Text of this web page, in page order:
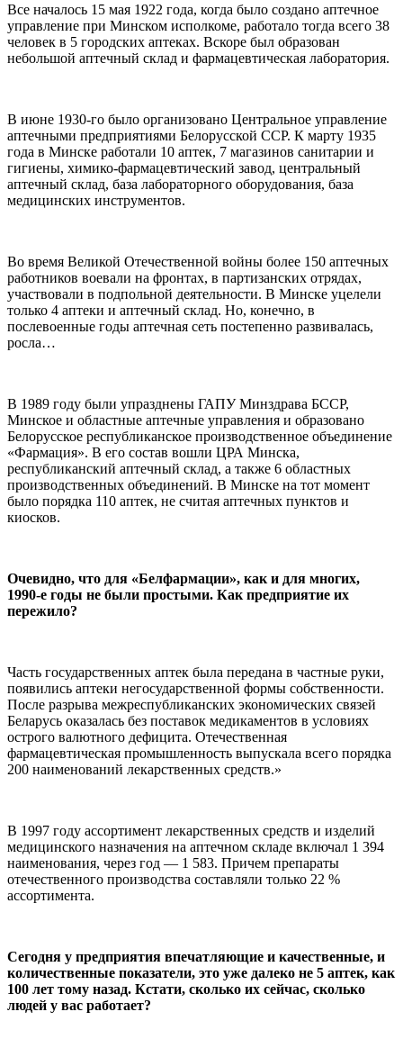
Все началось 15 мая 1922 года, когда было создано аптечное
управление при Минском исполкоме, работало тогда всего 38
человек в 5 городских аптеках. Вскоре был образован
небольшой аптечный склад и фармацевтическая лаборатория.
В июне 1930-го было организовано Центральное управление
аптечными предприятиями Белорусской ССР. К марту 1935
года в Минске работали 10 аптек, 7 магазинов санитарии и
гигиены, химико-фармацевтический завод, центральный
аптечный склад, база лабораторного оборудования, база
медицинских инструментов.
Во время Великой Отечественной войны более 150 аптечных
работников воевали на фронтах, в партизанских отрядах,
участвовали в подпольной деятельности. В Минске уцелели
только 4 аптеки и аптечный склад. Но, конечно, в
послевоенные годы аптечная сеть постепенно развивалась,
росла…
В 1989 году были упразднены ГАПУ Минздрава БССР,
Минское и областные аптечные управления и образовано
Белорусское республиканское производственное объединение
«Фармация». В его состав вошли ЦРА Минска,
республиканский аптечный склад, а также 6 областных
производственных объединений. В Минске на тот момент
было порядка 110 аптек, не считая аптечных пунктов и
киосков.
Очевидно, что для «Белфармации», как и для многих,
1990-е годы не были простыми. Как предприятие их
пережило?
Часть государственных аптек была передана в частные руки,
появились аптеки негосударственной формы собственности.
После разрыва межреспубликанских экономических связей
Беларусь оказалась без поставок медикаментов в условиях
острого валютного дефицита. Отечественная
фармацевтическая промышленность выпускала всего порядка
200 наименований лекарственных средств.»
В 1997 году ассортимент лекарственных средств и изделий
медицинского назначения на аптечном складе включал 1 394
наименования, через год — 1 583. Причем препараты
отечественного производства составляли только 22 %
ассортимента.
Сегодня у предприятия впечатляющие и качественные, и
количественные показатели, это уже далеко не 5 аптек, как
100 лет тому назад. Кстати, сколько их сейчас, сколько
людей у вас работает?